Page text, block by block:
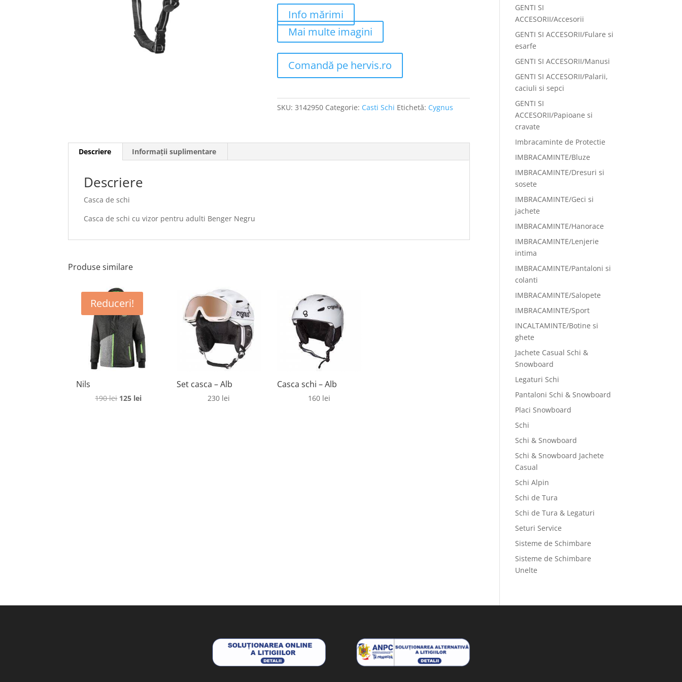
Info mărimi
Mai multe imagini
Comandă pe hervis.ro
SKU:3142950 Categorie: Casti Schi Etichetă: Cygnus
Descriere Informații suplimentare
Descriere
Casca de schi
Casca de schi cu vizor pentru adulti Benger Negru
Produse similare
Reduceri!
Nils
190lei Prețul
125 leiPrețul
Set casca – Alb
230 lei
Casca schi – Alb
160 lei
GENTI SI
ACCESORII/Accesorii
GENTI SI ACCESORII/Fulare si
esarfe
GENTI SI ACCESORII/Manusi
GENTI SI ACCESORII/Palarii,
caciuli si sepci
GENTI SI
ACCESORII/Papioane si
cravate
Imbracaminte de Protectie
IMBRACAMINTE/Bluze
IMBRACAMINTE/Dresuri si
sosete
IMBRACAMINTE/Geci si
jachete
IMBRACAMINTE/Hanorace
IMBRACAMINTE/Lenjerie
intima
IMBRACAMINTE/Pantaloni si
colanti
IMBRACAMINTE/Salopete
IMBRACAMINTE/Sport
INCALTAMINTE/Botine si
ghete
Jachete Casual Schi &
Snowboard
Legaturi Schi
Pantaloni Schi & Snowboard
Placi Snowboard
Schi
Schi & Snowboard
Schi & Snowboard Jachete
Casual
Schi Alpin
Schi de Tura
Schi de Tura & Legaturi
Seturi Service
Sisteme de Schimbare
Sisteme de Schimbare
Unelte